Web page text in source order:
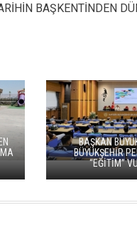
BAŞKENTİNDEN
CINGI: “KAYSERI GENÇLERE HEM
HARIKA BIR ÜNIVERSITE HAYATI
HEM DE PARLAK BIR GELECEK
SUNUYOR.”